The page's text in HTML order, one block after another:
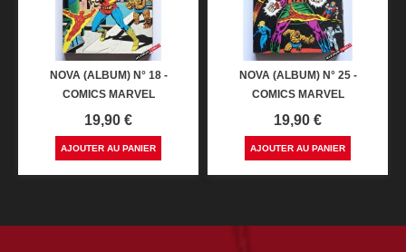
NOVA (ALBUM) N° 18 -
COMICS MARVEL
Prix
19,90 €
AJOUTER AU PANIER
NOVA (ALBUM) N° 25 -
COMICS MARVEL
Prix
19,90 €
AJOUTER AU PANIER